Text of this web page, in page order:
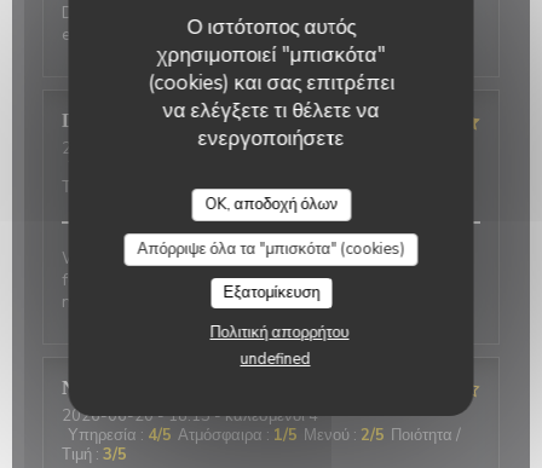
Ο ιστότοπος αυτός
χρησιμοποιεί "μπισκότα"
(cookies) και σας επιτρέπει
να ελέγξετε τι θέλετε να
ενεργοποιήσετε
OK, αποδοχή όλων
Απόρριψε όλα τα "μπισκότα" (cookies)
Εξατομίκευση
Πολιτική απορρήτου
undefined
Delicious food and an authentic feel. Would love to
eat here again on my next trip to Paris!
David
2026-07-01
- 20:00 - καλεσμένοι 2
Τιμή
Wonderful place to visit. Excellant Service. Enjoyable
food. We last visited many years ago, the place has
not changed.
Nicci
2026-06-20- 18:15 - καλεσμένοι 4
Υπηρεσία : 4/5 Ατμόσφαιρα : 1/5 Μενού : 2/5 Ποιότητα /
Τιμή : 3/5